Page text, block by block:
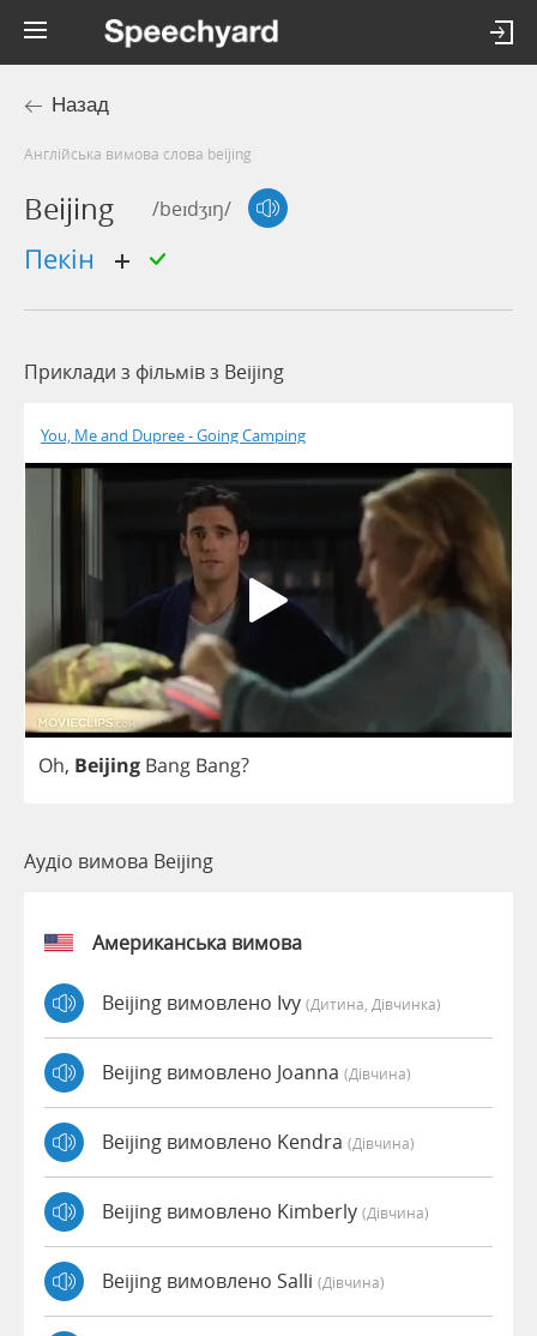
Назад
Англійська вимова слова beijing
Beijing /beɪdʒɪŋ/
Пекін
Приклади з фільмів з Beijing
You, Me and Dupree - Going Camping
Oh, Beijing Bang Bang?
Аудіо вимова Beijing
Американська вимова
Beijing вимовлено Ivy (дитина, Дівчинка)
Beijing вимовлено Joanna (дівчина)
Beijing вимовлено Kendra (дівчина)
Beijing вимовлено Kimberly (дівчина)
Beijing вимовлено Salli (дівчина)